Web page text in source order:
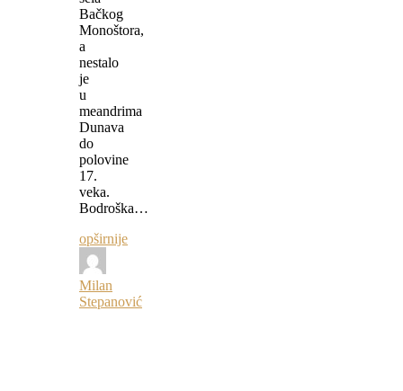
Bačkog
Monoštora,
a
nestalo
je
u
meandrima
Dunava
do
polovine
17.
veka.
Bodroška…
opširnije
Milan
Stepanović